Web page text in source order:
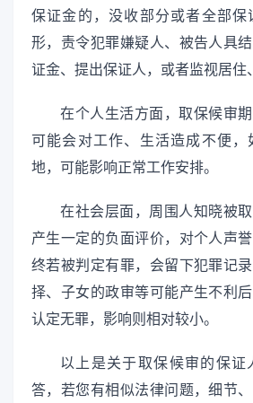
保证金的，没收部分或者全部保
形，责令犯罪嫌疑人、被告人具
证金、提出保证人，或者监视居住
在个人生活方面，取保候审期
可能会对工作、生活造成不便，
地，可能影响正常工作安排。
在社会层面，周围人知晓被
产生一定的负面评价，对个人声
终若被判定有罪，会留下犯罪记
择、子女的政审等可能产生不利
认定无罪，影响则相对较小。
以上是关于取保候审的保证
答，若您有相似法律问题，细节